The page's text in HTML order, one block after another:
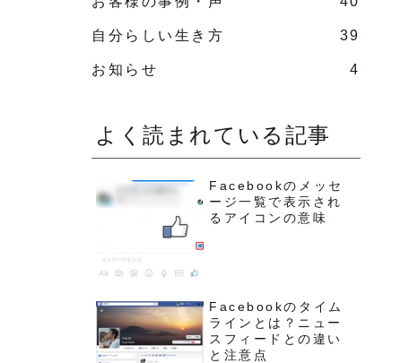
自分らしい生き方 39
お知らせ 4
よく読まれている記事
Facebookのメッセ
ージ一覧で表示され
るアイコンの意味
Facebookのタイム
ラインとは？ニュー
スフィードとの違い
と注意点